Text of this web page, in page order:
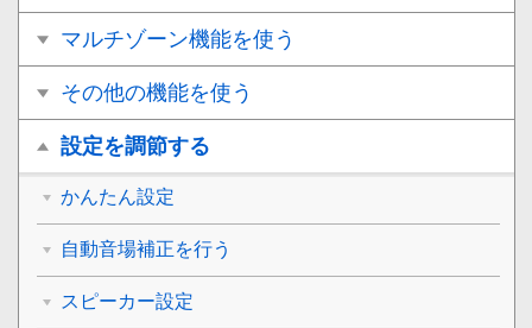
マルチゾーン機能を使う
その他の機能を使う
設定を調節する
かんたん設定
自動音場補正を行う
スピーカー設定